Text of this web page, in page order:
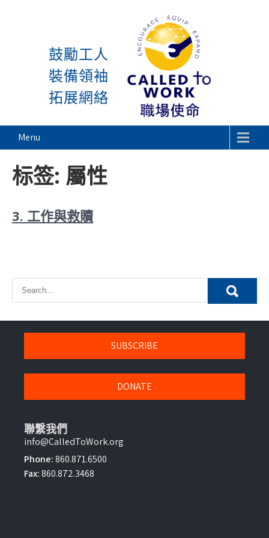
Called To Work
鼓勵工人
裝備領袖
拓展網絡
Menu
标签: 屬性
3. 工作與救贖
SUBSCRIBE
DONATE
聯繫我們
info@CalledToWork.org
Phone:860.871.6500
Fax:860.872.3468